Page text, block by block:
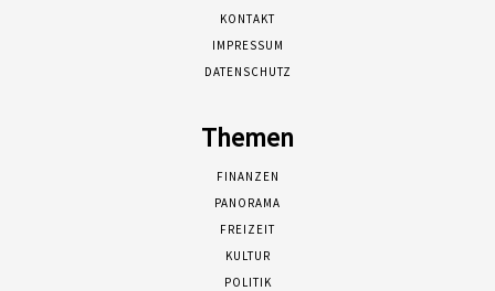
KONTAKT
IMPRESSUM
DATENSCHUTZ
Themen
FINANZEN
PANORAMA
FREIZEIT
KULTUR
POLITIK